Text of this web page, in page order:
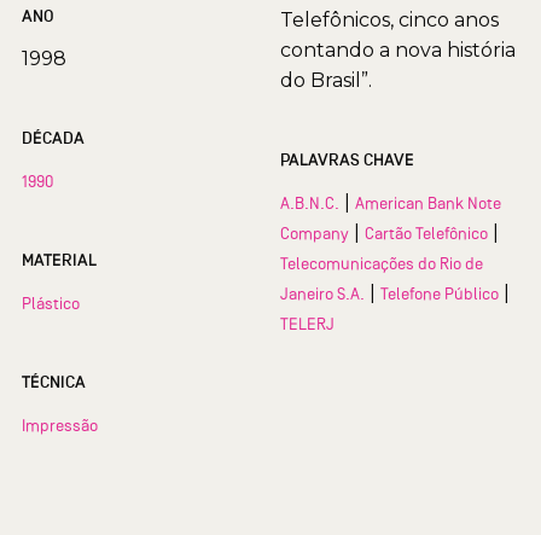
ANO
1998
DÉCADA
1990
MATERIAL
Plástico
TÉCNICA
Impressão
Telefônicos, cinco anos
contando a nova história
do Brasil”.
PALAVRAS CHAVE
A.B.N.C.
American Bank Note
Company
Cartão Telefônico
Telecomunicações do Rio de
Janeiro S.A.
Telefone Público
TELERJ